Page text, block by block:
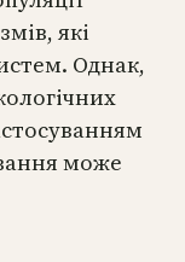
які
Однак,
може